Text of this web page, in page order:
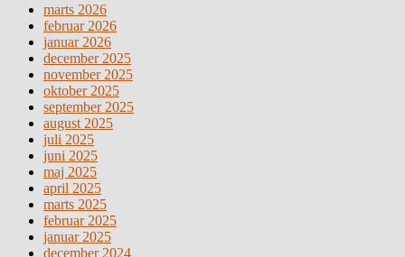
marts 2026
februar 2026
januar 2026
december 2025
november 2025
oktober 2025
september 2025
august 2025
juli 2025
juni 2025
maj 2025
april 2025
marts 2025
februar 2025
januar 2025
december 2024